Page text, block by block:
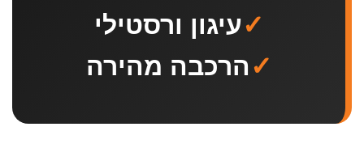
✓עיגון ורסטילי
✓הרכבה מהירה